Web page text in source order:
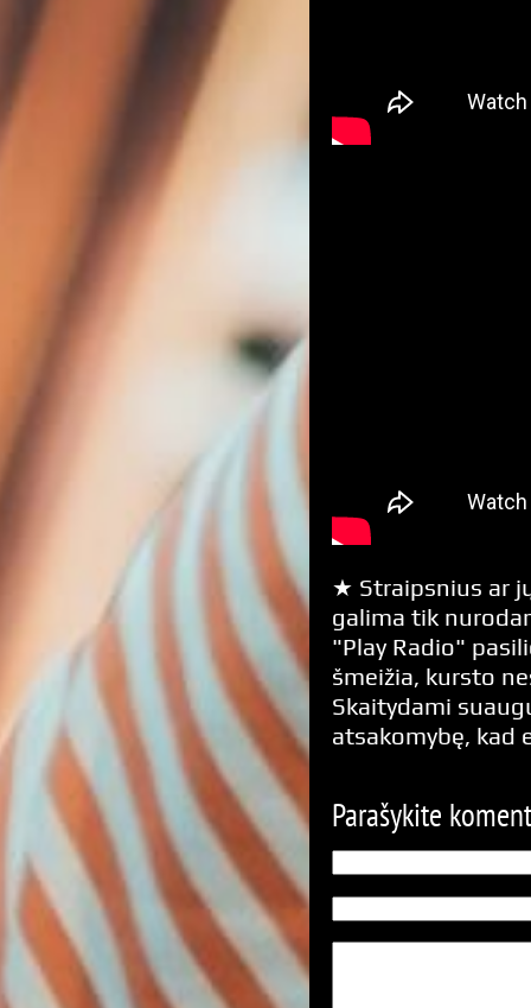
★ Straipsnius ar
galima tik
"Play Radio"
šmeižia, kursto
Skaitydami
atsakomybę, kad
Parašykite